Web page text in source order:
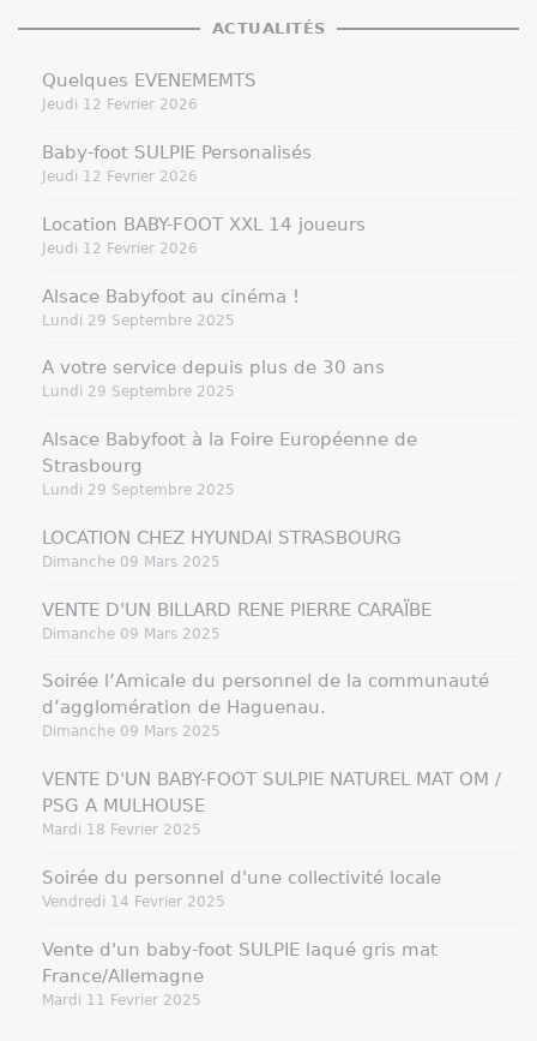
ACTUALITÉS
Quelques EVENEMEMTS
Jeudi 12 Fevrier 2026
Baby-foot SULPIE Personalisés
Jeudi 12 Fevrier 2026
Location BABY-FOOT XXL 14 joueurs
Jeudi 12 Fevrier 2026
Alsace Babyfoot au cinéma !
Lundi 29 Septembre 2025
A votre service depuis plus de 30 ans
Lundi 29 Septembre 2025
Alsace Babyfoot à la Foire Européenne de
Strasbourg
Lundi 29 Septembre 2025
LOCATION CHEZ HYUNDAI STRASBOURG
Dimanche 09 Mars 2025
VENTE D'UN BILLARD RENE PIERRE CARAÏBE
Dimanche 09 Mars 2025
Soirée l’Amicale du personnel de la communauté
d’agglomération de Haguenau.
Dimanche 09 Mars 2025
VENTE D'UN BABY-FOOT SULPIE NATUREL MAT OM /
PSG A MULHOUSE
Mardi 18 Fevrier 2025
Soirée du personnel d'une collectivité locale
Vendredi 14 Fevrier 2025
Vente d'un baby-foot SULPIE laqué gris mat
France/Allemagne
Mardi 11 Fevrier 2025